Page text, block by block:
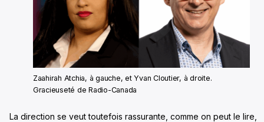
Zaahirah Atchia, à gauche, et Yvan Cloutier, à droite.
Gracieuseté de Radio-Canada
La direction se veut toutefois rassurante, comme on peut le lire,